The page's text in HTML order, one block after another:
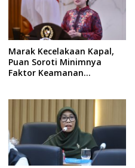
Marak Kecelakaan Kapal,
Puan Soroti Minimnya
Faktor Keamanan